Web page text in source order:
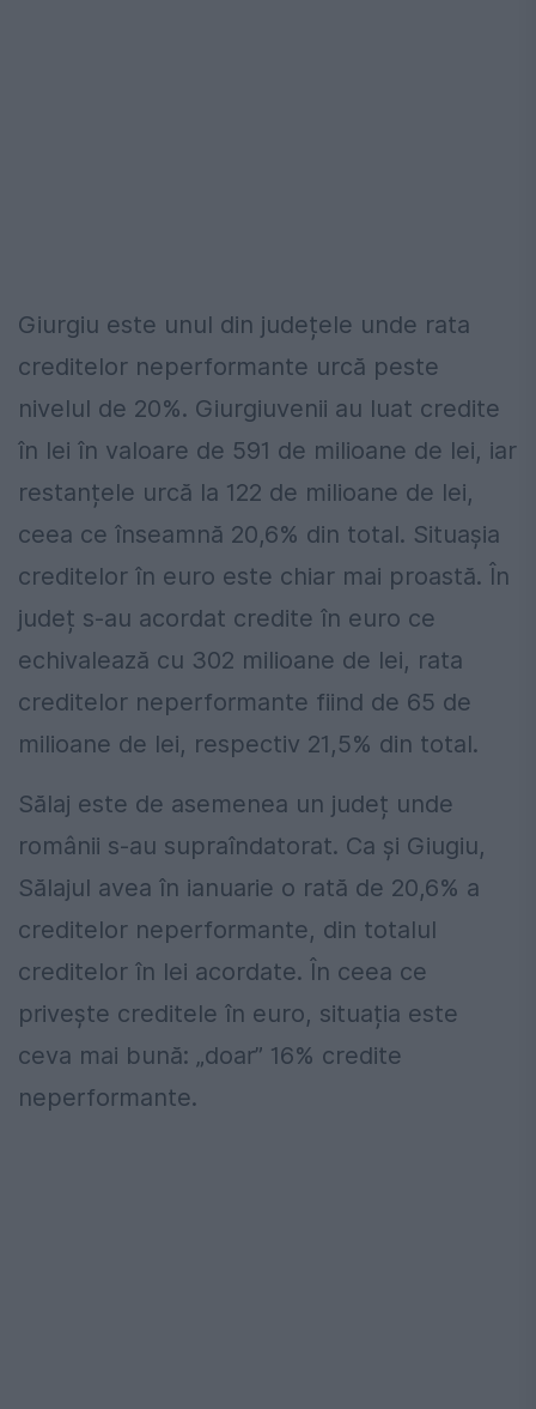
Giurgiu este unul din județele unde rata
creditelor neperformante urcă peste
nivelul de 20%. Giurgiuvenii au luat credite
în lei în valoare de 591 de milioane de lei, iar
restanțele urcă la 122 de milioane de lei,
ceea ce înseamnă 20,6% din total. Situașia
creditelor în euro este chiar mai proastă. În
județ s-au acordat credite în euro ce
echivalează cu 302 milioane de lei, rata
creditelor neperformante fiind de 65 de
milioane de lei, respectiv 21,5% din total.
Sălaj este de asemenea un județ unde
românii s-au supraîndatorat. Ca și Giugiu,
Sălajul avea în ianuarie o rată de 20,6% a
creditelor neperformante, din totalul
creditelor în lei acordate. În ceea ce
privește creditele în euro, situația este
ceva mai bună: „doar” 16% credite
neperformante.